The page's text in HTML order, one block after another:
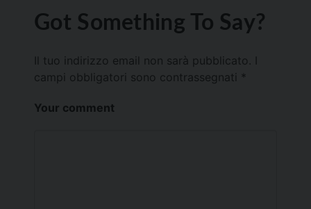
Got Something To Say?
Il tuo indirizzo email non sarà pubblicato.
campi obbligatori sono contrassegnati *
Your comment